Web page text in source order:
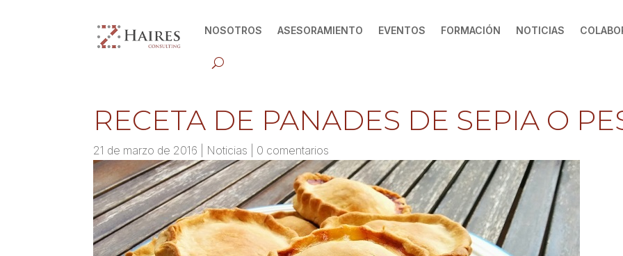
NOSOTROS ASESORAMIENTO EVENTOS FORMACIÓN NOTICIAS
RECETA DE PANADES DE SEPIA O
21 de marzo de 2016 Noticias 0 comentarios